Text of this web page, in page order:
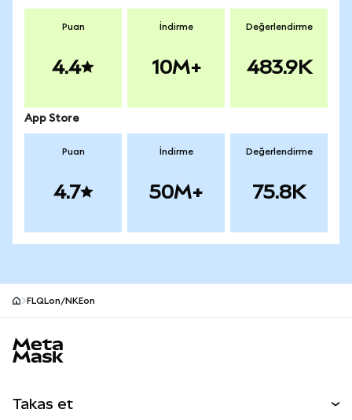
Puan
4.4
İndirme
10M+
Değerlendirme
483.9K
App Store
Puan
4.7
İndirme
50M+
Değerlendirme
75.8K
FLQLon/NKEon
Takas et